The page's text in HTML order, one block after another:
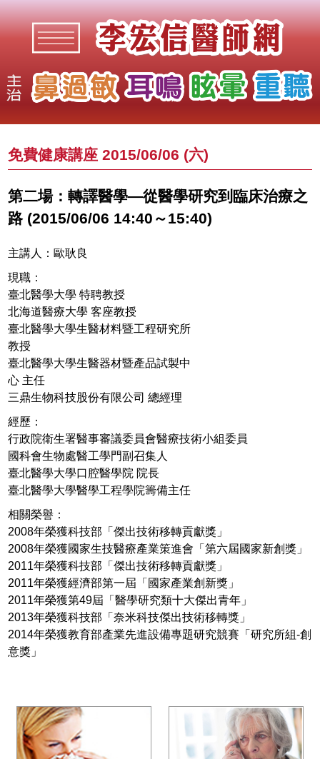
免費健康講座 2015/06/06 (六)
第二場：轉譯醫學—從醫學研究到臨床治療之
路 (2015/06/06 14:40～15:40)
主講人：歐耿良
現職：
臺北醫學大學 特聘教授
北海道醫療大學 客座教授
臺北醫學大學生醫材料暨工程研究所
教授
臺北醫學大學生醫器材暨產品試製中
心 主任
三鼎生物科技股份有限公司 總經理
經歷：
行政院衛生署醫事審議委員會醫療技術小組委員
國科會生物處醫工學門副召集人
臺北醫學大學口腔醫學院 院長
臺北醫學大學醫學工程學院籌備主任
相關榮譽：
2008年榮獲科技部「傑出技術移轉貢獻獎」
2008年榮獲國家生技醫療產業策進會「第六屆國家新創獎」
2011年榮獲科技部「傑出技術移轉貢獻獎」
2011年榮獲經濟部第一屆「國家產業創新獎」
2011年榮獲第49屆「醫學研究類十大傑出青年」
2013年榮獲科技部「奈米科技傑出技術移轉獎」
2014年榮獲教育部產業先進設備專題研究競賽「研究所組-創
意獎」